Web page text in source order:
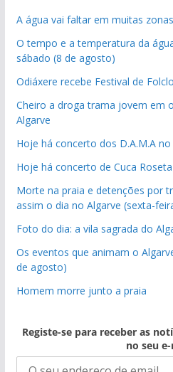
A água vai faltar em muitas
O tempo e a temperatura da
sábado (8 de agosto)
Odiáxere recebe Festival de
Cheiro a droga trama jovem em
Algarve
Hoje há concerto dos D.A.M.A no
Hoje há concerto de Cuca
Morte na praia e detenções por
assim o dia no Algarve (sexta-
Foto do dia: a vila sagrada do
Os eventos que animam o
de agosto)
Homem morre junto a praia
Registe-se para receber as
no seu